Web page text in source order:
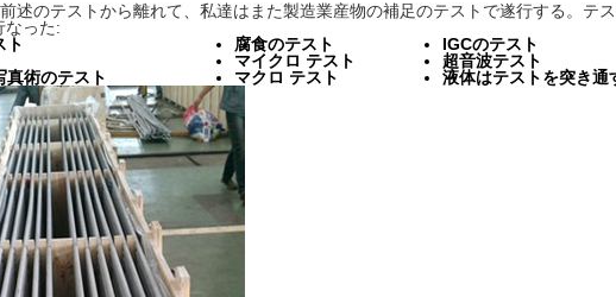
前述のテストから離れて、私達はまた製造業産物の補足のテストで遂行する。テ
なった:
ト
真術のテスト
腐食のテスト
マイクロ テスト
マクロ テスト
IGCのテスト
超音波テスト
液体はテストを突き通